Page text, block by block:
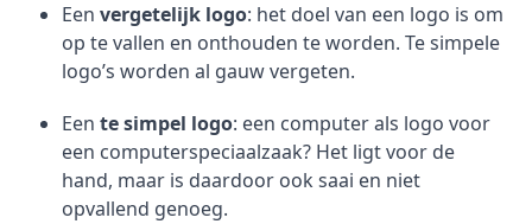
Een vergetelijk logo: het doel van een logo is om
op te vallen en onthouden te worden. Te simpele
logo’s worden al gauw vergeten.
Een te simpel logo: een computer als logo voor
een computerspeciaalzaak? Het ligt voor de
hand, maar is daardoor ook saai en niet
opvallend genoeg.